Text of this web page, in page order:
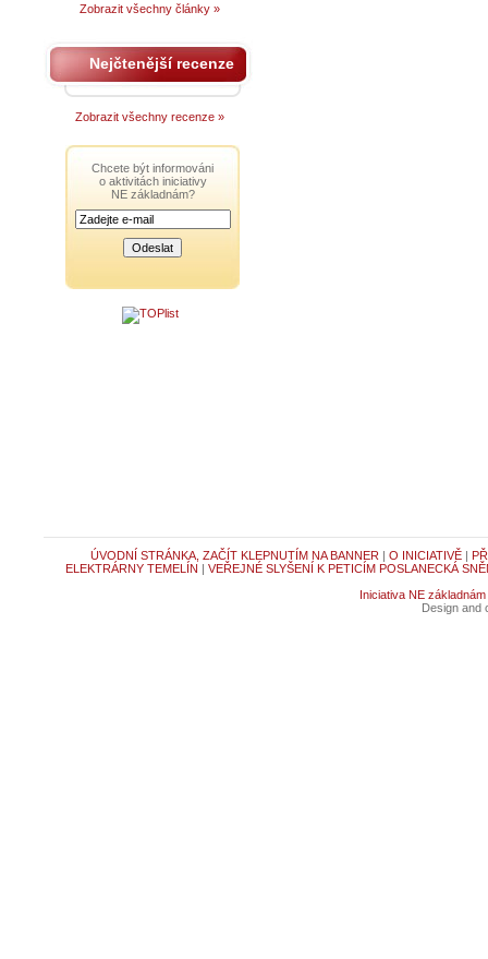
Zobrazit všechny články »
Nejčtenější recenze
Zobrazit všechny recenze »
Chcete být informováni
o aktivitách iniciativy
NE základnám?
ÚVODNÍ STRÁNKA, ZAČÍT KLEPNUTÍM NA BANNER | O INICIATIVĚ|
ELEKTRÁRNY TEMELÍN | VEŘEJNÉ SLYŠENÍ K PETICÍM POSLANECKÁ
Iniciativa NE základnám
Design and